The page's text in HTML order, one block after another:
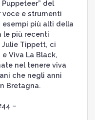
del
voce e strumenti
esempi più alti della
le più recenti
Julie Tippett, ci
Viva La Black,
nel tenere viva
che negli anni
Bretagna.
–